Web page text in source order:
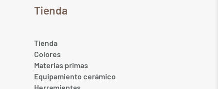
Tienda
Tienda
Colores
Materias primas
Equipamiento cerámico